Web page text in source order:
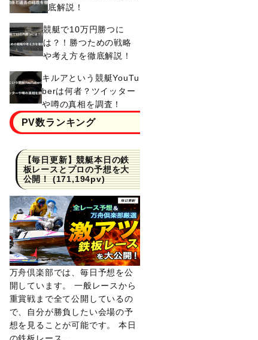
底解説！
競艇で10万円勝つに
は？！勝つための戦略
や考え方を徹底解説！
キルアという競艇YouTu
berは何者？ツイッター
や噂の真相を調査！
PV数ランキング
【毎日更新】競艇本日の鉄
板レースとプロの予想を大
公開！(171,194pv)
万舟倶楽部では、毎日予想を公
開しています。 一般レースから
重賞戦まで全て公開しているの
で、自分が勝負したい会場の予
想を見ることが可能です。 本日
の鉄板レース...